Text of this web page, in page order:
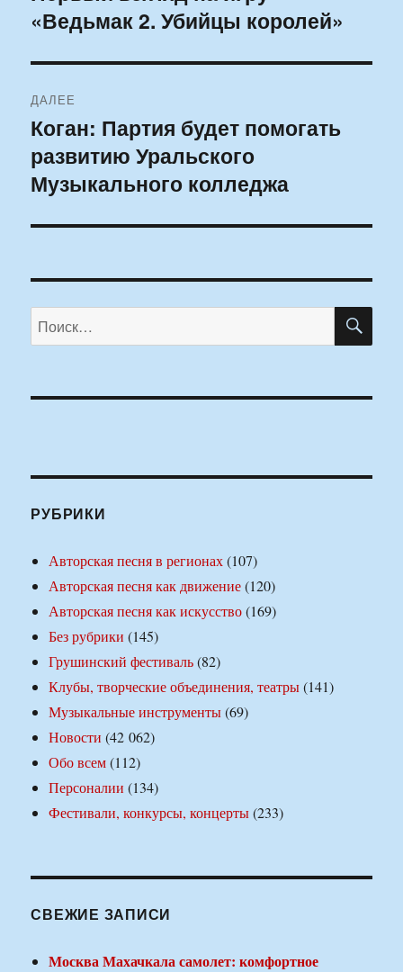
записям
запись:
«Ведьмак 2. Убийцы королей»
ДАЛЕЕ
Следующая
запись:
Коган: Партия будет помогать
развитию Уральского
Музыкального колледжа
Искать:
РУБРИКИ
Авторская песня в регионах(107)
Авторская песня как движение(120)
Авторская песня как искусство(169)
Без рубрики (145)
Грушинский фестиваль(82)
Клубы, творческие объединения, театры(141)
Музыкальные инструменты(69)
Новости (42 062)
Обо всем(112)
Персоналии (134)
Фестивали, конкурсы, концерты(233)
СВЕЖИЕ ЗАПИСИ
Москва Махачкала самолет: комфортное